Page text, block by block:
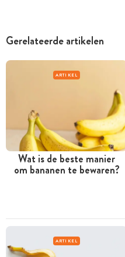
Gerelateerde artikelen
ARTIKEL
Wat is de beste manier
om bananen te bewaren?
ARTIKEL